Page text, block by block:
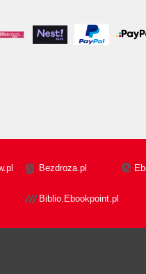
Bezdroza.pl
Biblio.Ebookpoint.pl